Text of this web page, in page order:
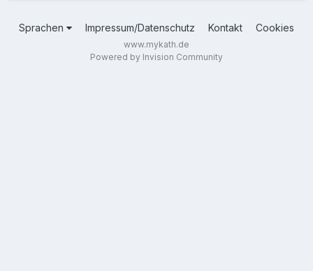
Sprachen Impressum/Datenschutz Kontakt Cookies
www.mykath.de
Powered by Invision Community